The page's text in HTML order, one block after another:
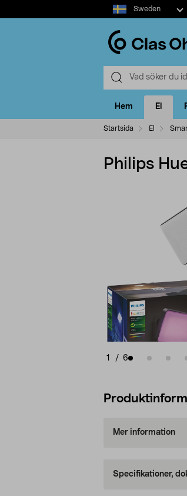
Select
market
Sweden
Hem El
Startsida El
Philips
1 / 6
Mer information
Specifikationer,